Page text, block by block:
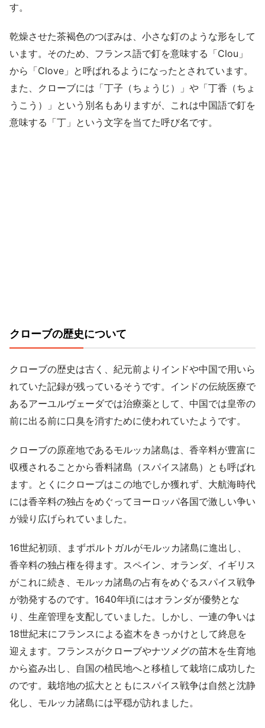
す。
乾燥させた茶褐色のつぼみは、小さな釘のような形をして
います。そのため、フランス語で釘を意味する「Clou」
から「Clove」と呼ばれるようになったとされています。
また、クローブには「丁子（ちょうじ）」や「丁香（ちょ
うこう）」という別名もありますが、これは中国語で釘を
意味する「丁」という文字を当てた呼び名です。
クローブの歴史について
クローブの歴史は古く、紀元前よりインドや中国で用いら
れていた記録が残っているそうです。インドの伝統医療で
あるアーユルヴェーダでは治療薬として、中国では皇帝の
前に出る前に口臭を消すために使われていたようです。
クローブの原産地であるモルッカ諸島は、香辛料が豊富に
収穫されることから香料諸島（スパイス諸島）とも呼ばれ
ます。とくにクローブはこの地でしか獲れず、大航海時代
には香辛料の独占をめぐってヨーロッパ各国で激しい争い
が繰り広げられていました。
16世紀初頭、まずポルトガルがモルッカ諸島に進出し、
香辛料の独占権を得ます。スペイン、オランダ、イギリス
がこれに続き、モルッカ諸島の占有をめぐるスパイス戦争
が勃発するのです。1640年頃にはオランダが優勢とな
り、生産管理を支配していました。しかし、一連の争いは
18世紀末にフランスによる盗木をきっかけとして終息を
迎えます。フランスがクローブやナツメグの苗木を生育地
から盗み出し、自国の植民地へと移植して栽培に成功した
のです。栽培地の拡大とともにスパイス戦争は自然と沈静
化し、モルッカ諸島には平穏が訪れました。